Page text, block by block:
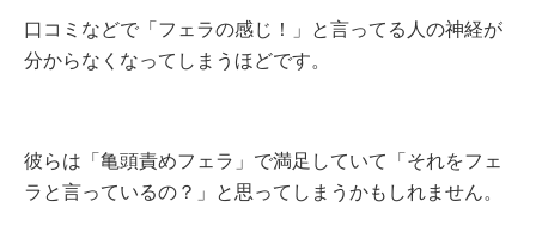
口コミなどで「フェラの感じ！」と言ってる人の神経が
分からなくなってしまうほどです。
彼らは「亀頭責めフェラ」で満足していて「それをフェ
ラと言っているの？」と思ってしまうかもしれません。